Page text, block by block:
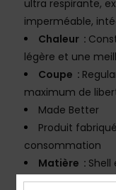
ultra respirante,
imperméable,
Chaleur :
légère et une
Coupe :
maximum de
Made Better
Produit
consommation
Matière : Shell
coutures :